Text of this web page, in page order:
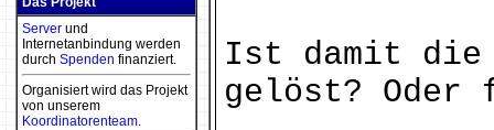
Server und
Internetanbindung werden
durch Spenden finanziert.
Organisiert wird das Projekt
von unserem
Koordinatorenteam.
Ist damit die
gelöst? Oder